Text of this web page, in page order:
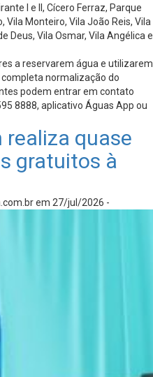
I e II, Cícero Ferraz, Parque
Vila Monteiro, Vila João Reis, Vila
Deus, Vila Osmar, Vila Angélica e
a reservarem água e utilizarem
normalização do
podem entrar em contato
8888, aplicativo Águas App ou
realiza quase
gratuitos à
em 27/jul/2026 -